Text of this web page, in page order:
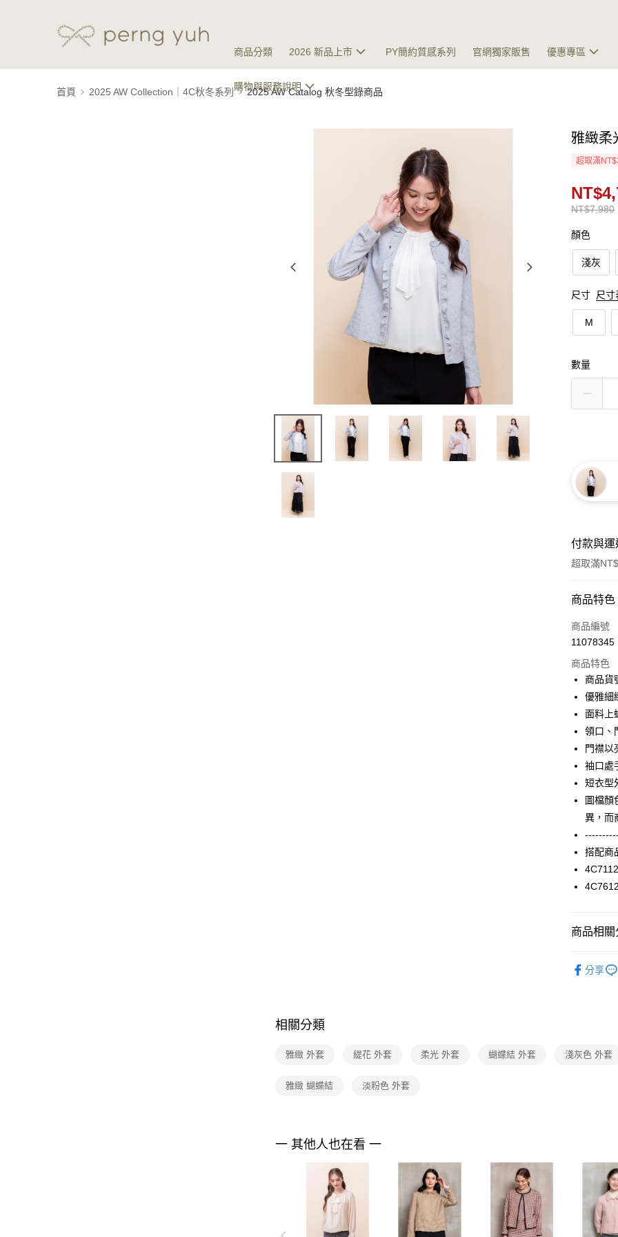
商品分類 2026 新品上市 PY簡約質感系列 官網獨家販售 優惠專區
購物與服務說明
首頁 2025 AW Collection｜4C秋冬系列 2025 AW Catalog 秋冬型錄商品
雅緻柔
超取滿
NT$7,980
顏色
淺灰
尺寸 尺寸
M
數量
付款與
超取滿
付款方式
信用卡一
3 期
合作金
華南商
國泰世
臺灣中
匯豐（
聯邦商
元大商
台新國
台灣樂
LINE Pay
街口支付
相關說明
【關於「
AFTEE
２．便利
３．安心
【「
２．訂單
※ 請注意
絡購買商
【注意事
４．使用
即時審查
結果請求
５．嚴禁
形，恩沛
ATM付款
運送方式
付款後全
付款後7-
黑貓宅配
付款後門
商品特色
商品編號
11078345
商品特色
商品貨
優雅細
面料上
領口、
門襟以
袖口處
短衣型
圖檔顏
異，而
搭配商
商品相關
商品分享
相關分類
雅緻 外套 緹花 外套 柔光 外套 蝴蝶結 外套 淺灰色 外套
雅緻 蝴蝶結 淡粉色 外套
一 其他人也在看 一